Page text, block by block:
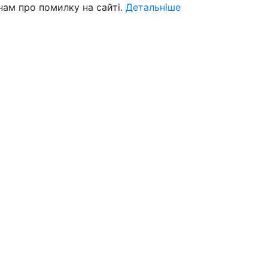
про помилку на сайті. Детальніше